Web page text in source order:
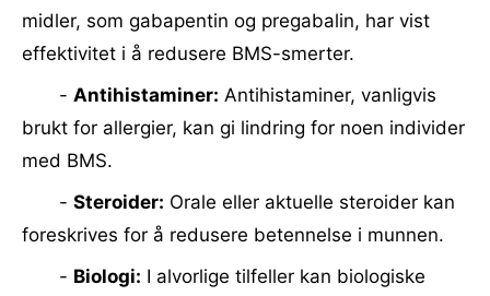
midler, som gabapentin og pregabalin, har vist
effektivitet i å redusere BMS-smerter.
- Antihistaminer: Antihistaminer, vanligvis
brukt for allergier, kan gi lindring for noen individer
med BMS.
- Steroider: Orale eller aktuelle steroider kan
foreskrives for å redusere betennelse i munnen.
- Biologi: I alvorlige tilfeller kan biologiske